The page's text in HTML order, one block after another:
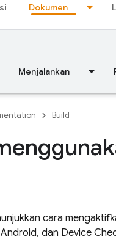
Dokumen
Menjalankan
Build
cara
dan Device